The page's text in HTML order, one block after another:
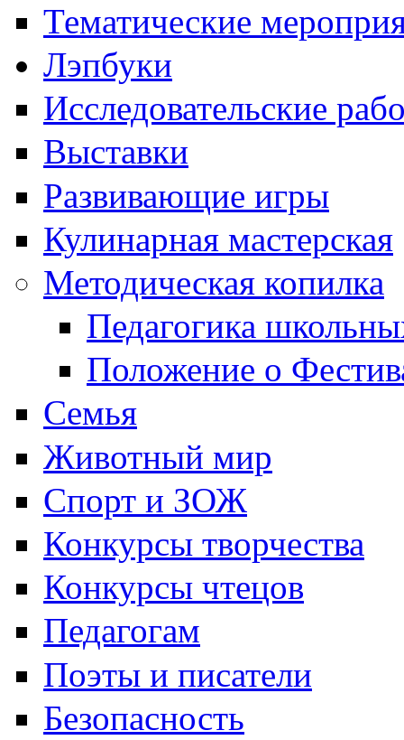
Тематические
Лэпбуки
Исследовательские
Выставки
Развивающие игры
Кулинарная мастерская
Методическая копилка
Педагогика
Положение о
Семья
Животный мир
Спорт и ЗОЖ
Конкурсы творчества
Конкурсы чтецов
Педагогам
Поэты и писатели
Безопасность